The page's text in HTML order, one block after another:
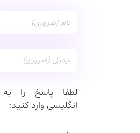
لطفا پاسخ را
انگلیسی وارد کنید: